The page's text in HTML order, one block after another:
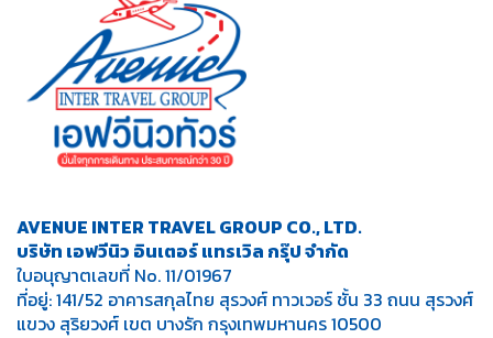
AVENUE INTER TRAVEL GROUP CO., LTD.
บริษัท เอฟวีนิว อินเตอร์ แทรเวิล กรุ๊ป จำกัด
ใบอนุญาตเลขที่ No. 11/01967
ที่อยู่: 141/52 อาคารสกุลไทย สุรวงศ์ ทาวเวอร์ ชั้น 33 ถนน สุรวงศ์
แขวง สุริยวงศ์ เขต บางรัก กรุงเทพมหานคร 10500